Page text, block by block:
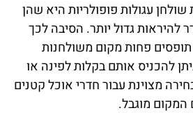
עגולות פופולריות היא שהן
להיראות גדול יותר. הסיבה לכך
פחות מקום משולחנות
להכניס אותם בקלות לפינה או
מצוינת עבור חדרי אוכל קטנים
המקום מוגבל.